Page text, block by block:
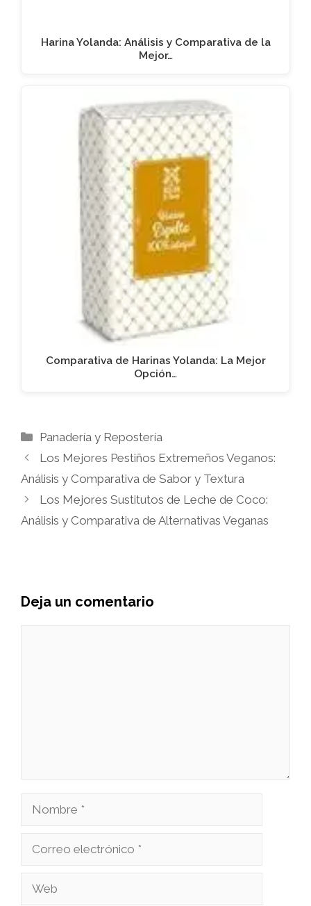
Harina Yolanda: Análisis y Comparativa de la
Mejor…
Comparativa de Harinas Yolanda: La Mejor
Opción…
Categorías
Panadería y Repostería
Los Mejores Pestiños Extremeños Veganos:
Análisis y Comparativa de Sabor y Textura
Los Mejores Sustitutos de Leche de Coco:
Análisis y Comparativa de Alternativas Veganas
Deja un comentario
Nombre
Correo
Web